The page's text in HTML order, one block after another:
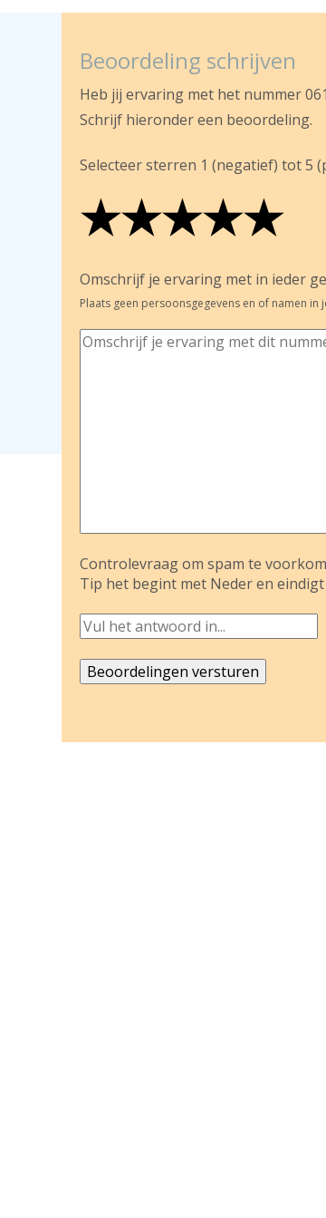
Beoordeling schrijven
Heb jij ervaring met het nummer
Schrijf hieronder een beoordeling.
Selecteer sterren 1 (negatief) tot 5
★
★★
★★★
★★★★
★★★★★
Omschrijf je ervaring met in ieder
Plaats geen persoonsgegevens en of namen in
Controlevraag om spam te
Tip het begint met Neder en